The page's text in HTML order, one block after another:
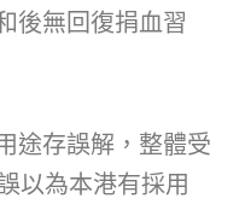
後無回復捐血習
途存誤解，整體受
以為本港有採用